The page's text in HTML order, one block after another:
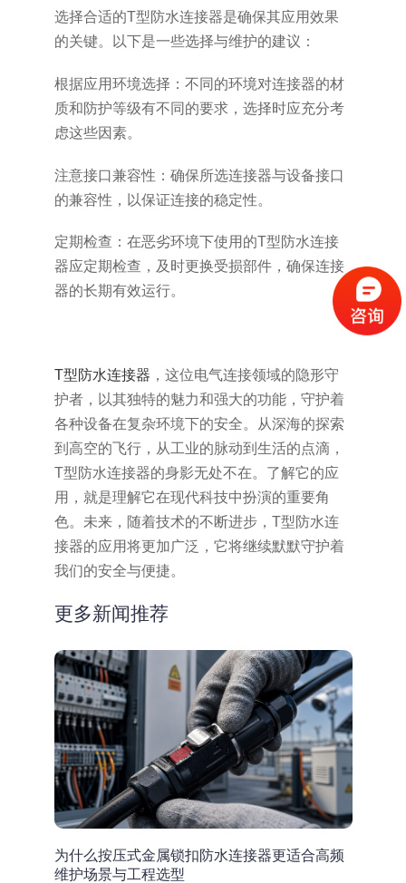
选择合适的T型防水连接器是确保其应用效果
的关键。以下是一些选择与维护的建议：
根据应用环境选择：不同的环境对连接器的材
质和防护等级有不同的要求，选择时应充分考
虑这些因素。
注意接口兼容性：确保所选连接器与设备接口
的兼容性，以保证连接的稳定性。
定期检查：在恶劣环境下使用的T型防水连接
器应定期检查，及时更换受损部件，确保连接
器的长期有效运行。
T型防水连接器 ，这位电气连接领域的隐形守
护者，以其独特的魅力和强大的功能，守护着
各种设备在复杂环境下的安全。从深海的探索
到高空的飞行，从工业的脉动到生活的点滴，
T型防水连接器的身影无处不在。了解它的应
用，就是理解它在现代科技中扮演的重要角
色。未来，随着技术的不断进步，T型防水连
接器的应用将更加广泛，它将继续默默守护着
我们的安全与便捷。
更多新闻推荐
为什么按压式金属锁扣防水连接器更适合高频
维护场景与工程选型